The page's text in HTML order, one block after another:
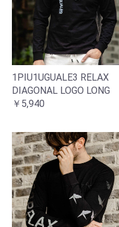
1PIU1UGUALE3 RELAX
DIAGONAL LOGO LONG
￥5,940